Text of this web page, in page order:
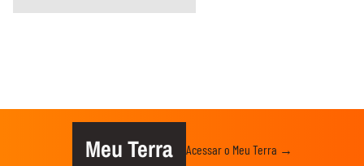
Meu Terra Acessar o Meu Terra →